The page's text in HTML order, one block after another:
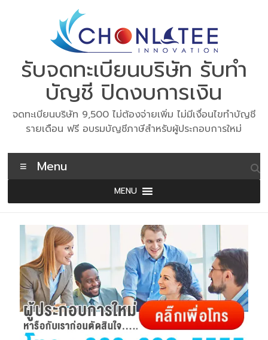
รับจดทะเบียนบริษัท รับทำ
บัญชี ปิดงบการเงิน
จดทะเบียนบริษัท 9,500 ไม่ต้องจ่ายเพิ่ม ไม่มีเงื่อนไขทำบัญชี
รายเดือน ฟรี อบรมบัญชีภาษีสำหรับผู้ประกอบการใหม่
Menu
MENU